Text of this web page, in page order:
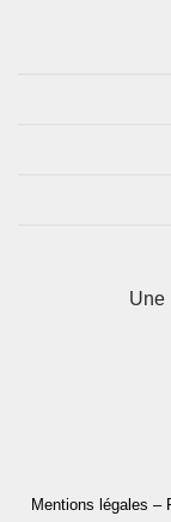
Une
Mentions légales –